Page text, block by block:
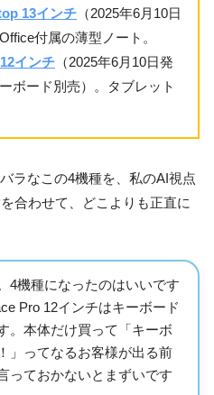
13インチ （2025年6月10日
付属の薄型ノート。
インチ （2025年6月10日発
ボード別売）。タブレット
ラなこの4機種を、私のAI視点
合わせて、どこよりも正直に
4機種になったのはいいです
Pro 12インチはキーボード
。本体だけ買って「キーボ
」ってなるお客様が出る前
っておかないとまずいです